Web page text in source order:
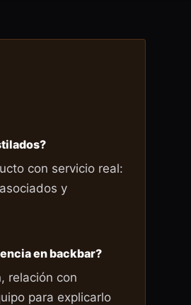
con servicio real:
y
en backbar?
relación con
para explicarlo